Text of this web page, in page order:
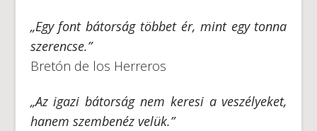
„Egy font bátorság többet ér, mint egy tonna
szerencse.”
Bretón de los Herreros
„Az igazi bátorság nem keresi a veszélyeket,
hanem szembenéz velük.”